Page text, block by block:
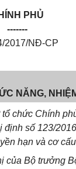
PHỦ
-------
2017/NĐ-CP
NĂNG,
chức Chính
định số 123/
hạn và cơ
của Bộ trưởng